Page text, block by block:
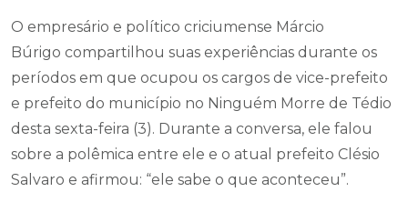
O empresário e político criciumense Márcio
Búrigo compartilhou suas experiências durante os
períodos em que ocupou os cargos de vice-prefeito
e prefeito do município no Ninguém Morre de Tédio
desta sexta-feira (3). Durante a conversa, ele falou
sobre a polêmica entre ele e o atual prefeito Clésio
Salvaro e afirmou: “ele sabe o que aconteceu”.